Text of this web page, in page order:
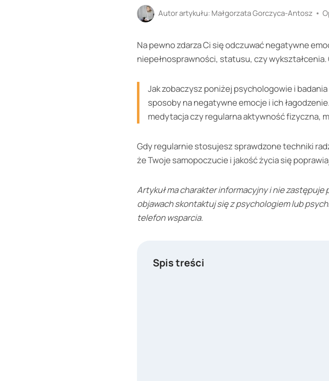
Autor artykułu: Małgorzata Gorczyca-Antosz
Na pewno zdarza Ci się odczuwać negatywne
niepełnosprawności, statusu, czy
Jak zobaczysz poniżej psychologowie i
sposoby na negatywne emocje i ich
medytacja czy regularna aktywność fizyczna,
Gdy regularnie stosujesz sprawdzone techniki
że Twoje samopoczucie i jakość życia się
Artykuł ma charakter informacyjny i nie
objawach skontaktuj się z psychologiem lub
telefon wsparcia.
Spis treści